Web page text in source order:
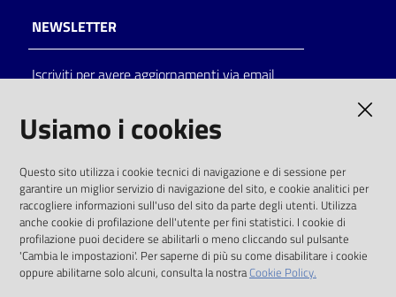
Catalogo
on line
Eventi
Chiedi al
bibliotecario
NEWSLETTER
Iscriviti per avere aggiornamenti via email
solo alle condizioni previste dalla direttiva
comunitaria 2003/98/CE e dal d.lgs. 36/2006
SOCIAL
Instagram
Usiamo i cookies
Questo sito utilizza i cookie tecnici di navigazione e di sessione per
garantire un miglior servizio di navigazione del sito, e cookie analitici per
raccogliere informazioni sull'uso del sito da parte degli utenti. Utilizza
anche cookie di profilazione dell'utente per fini statistici. I cookie di
profilazione puoi decidere se abilitarli o meno cliccando sul pulsante
'Cambia le impostazioni'. Per saperne di più su come disabilitare i cookie
oppure abilitarne solo alcuni, consulta la nostraCookie Policy.